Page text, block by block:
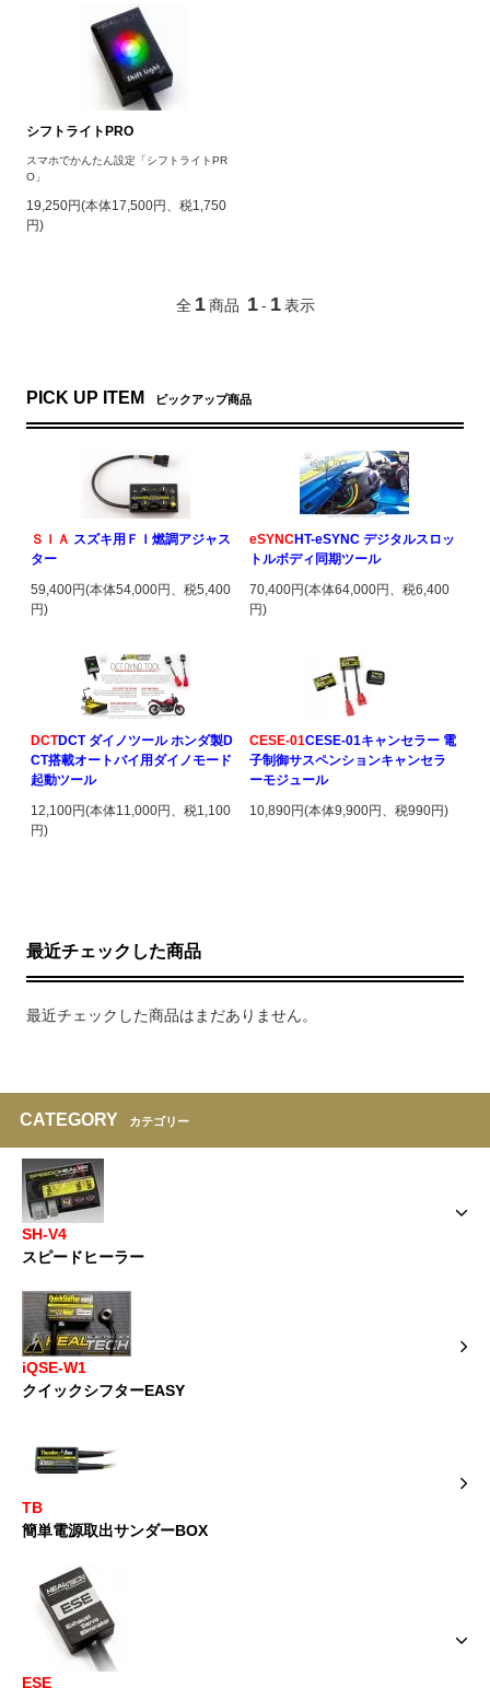
シフトライトPRO
スマホでかんたん設定「シフトライトPR
O」
19,250円(本体17,500円、税1,750
円)
全 1 商品 1 - 1 表示
PICK UP ITEM ピックアップ商品
ＳＩＡ スズキ用ＦＩ燃調アジャス
ター
59,400円(本体54,000円、税5,400
円)
eSYNCHT-eSYNC デジタルスロッ
トルボディ同期ツール
70,400円(本体64,000円、税6,400
円)
DCTDCT ダイノツール ホンダ製D
CT搭載オートバイ用ダイノモード
起動ツール
12,100円(本体11,000円、税1,100
円)
CESE-01CESE-01キャンセラー 電
子制御サスペンションキャンセラ
ーモジュール
10,890円(本体9,900円、税990円)
最近チェックした商品
最近チェックした商品はまだありません。
CATEGORY カテゴリー
SH-V4
スピードヒーラー
iQSE-W1
クイックシフターEASY
TB
簡単電源取出サンダーBOX
ESE